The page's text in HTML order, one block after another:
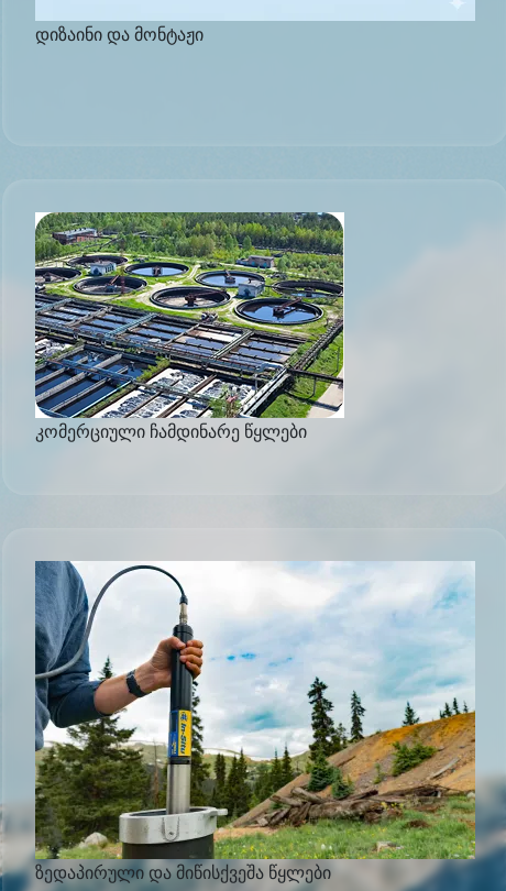
დიზაინი და მონტაჟი
კომერციული ჩამდინარე წყლები
ზედაპირული და მიწისქვეშა წყლები